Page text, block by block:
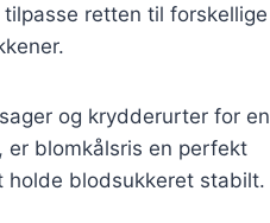
retten til forskellige
og krydderurter for en
blomkålsris en perfekt
blodsukkeret stabilt.